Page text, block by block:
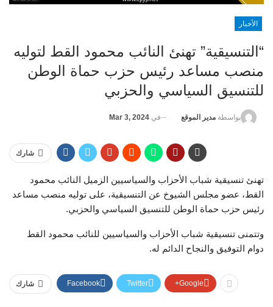
الأخبار
“التنسيقية” تهنئ النائب محمود القط لتوليه
منصب مساعد رئيس حزب حماة الوطن
للتنسيق السياسي والحزبي
بواسطة مدير الموقع في Mar 3, 2024
شارك
تهنئ تنسيقية شباب الأحزاب والسياسيين الزميل النائب محمود
القط، عضو مجلس الشيوخ عن التنسيقية، على توليه منصب مساعد
رئيس حزب حماة الوطن للتنسيق السياسي والحزبي.
وتتمنى تنسيقية شباب الأحزاب والسياسيين للنائب محمود القط
دوام التوفيق والنجاح الدائم له.
شارك Facebook Twitter Google+